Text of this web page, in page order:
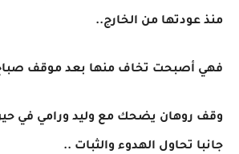
منذ عودتها من الخارج..
فهي أصبحت تخاف منها بعد موقف صباح
وقف روهان يضحك مع وليد ورامي في
جانبا تحاول الهدوء والثبات ..